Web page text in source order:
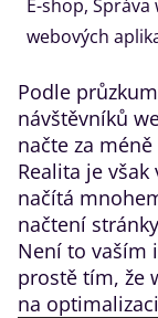
E-shop, Správa
webových
Podle
návštěvníků
načte za
Realita je
načítá
načtení
Není to vaším
prostě tím, že
na